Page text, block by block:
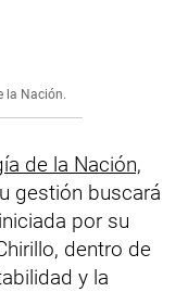
la Nación.
de la Nación,
gestión buscará
por su
dentro de
y la